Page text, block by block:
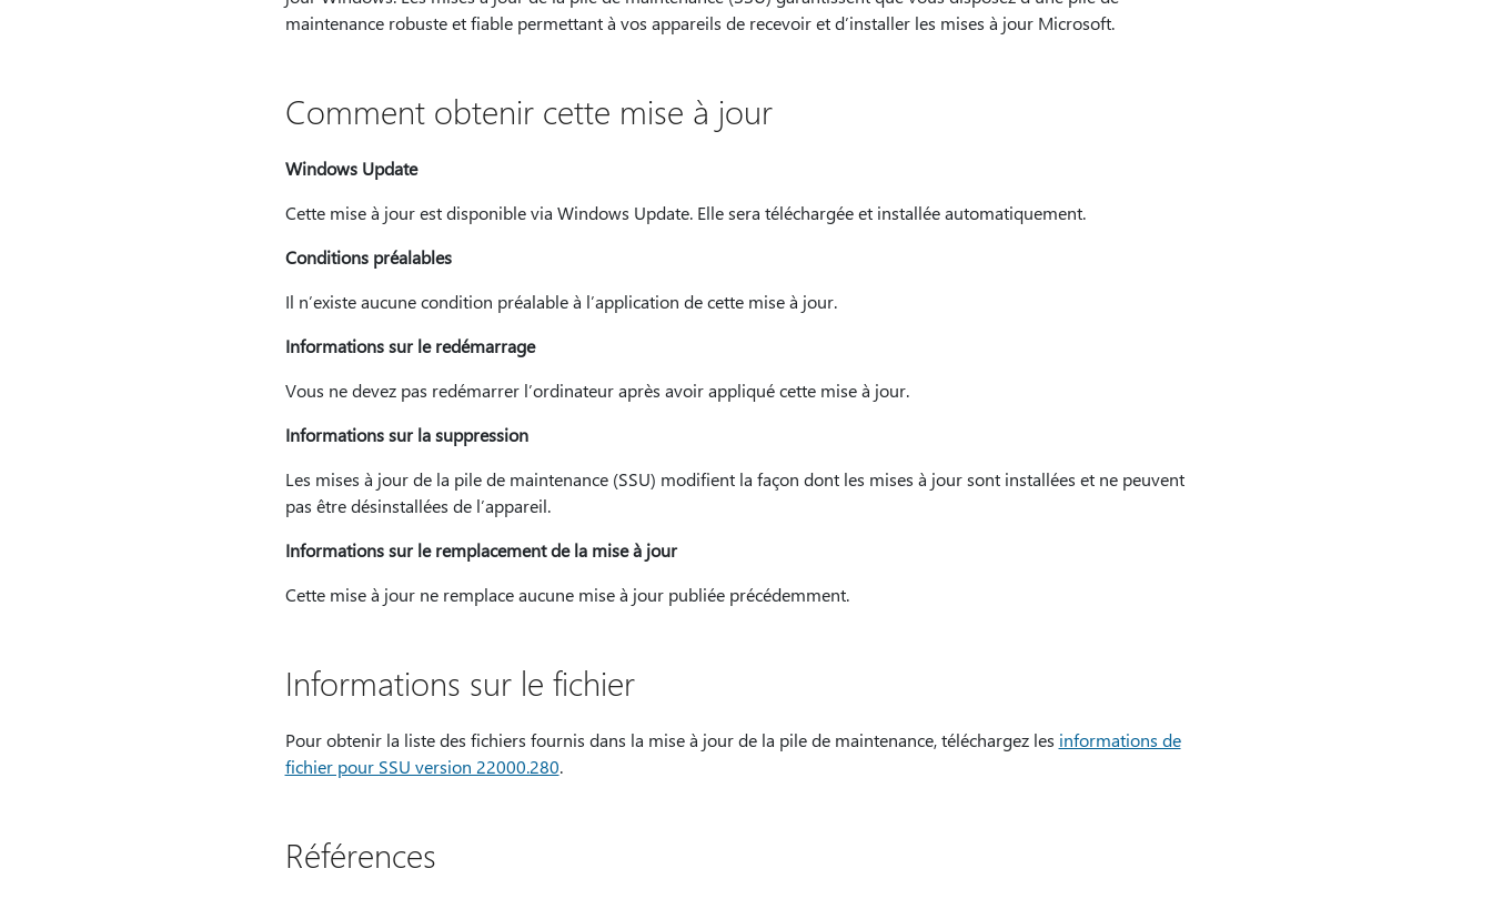
maintenance robuste et fiable permettant à vos appareils de recevoir et d’installer les mises à jour Microsoft.
Comment obtenir cette mise à jour
Windows Update
Cette mise à jour est disponible via Windows Update. Elle sera téléchargée et installée automatiquement.
Conditions préalables
Il n’existe aucune condition préalable à l’application de cette mise à jour.
Informations sur le redémarrage
Vous ne devez pas redémarrer l’ordinateur après avoir appliqué cette mise à jour.
Informations sur la suppression
Les mises à jour de la pile de maintenance (SSU) modifient la façon dont les mises à jour sont installées et ne peuvent
pas être désinstallées de l’appareil.
Informations sur le remplacement de la mise à jour
Cette mise à jour ne remplace aucune mise à jour publiée précédemment.
Informations sur le fichier
Pour obtenir la liste des fichiers fournis dans la mise à jour de la pile de maintenance, téléchargez les informations de
fichier pour SSU version 22000.280.
Références